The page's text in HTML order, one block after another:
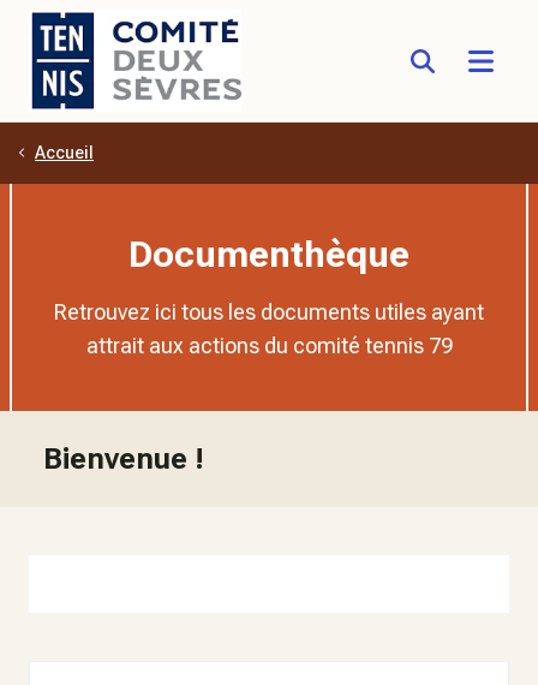
Aller au contenu principal
Accueil
Documenthèque
Retrouvez ici tous les documents utiles ayant
attrait aux actions du comité tennis 79
Bienvenue !